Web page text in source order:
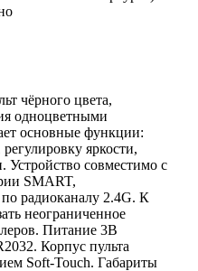
чёрного цвета,
одноцветными
основные функции:
яркости,
Устройство совместимо с
SMART,
радиоканалу 2.4G. К
неограниченное
Питание 3В
Корпус пульта
Soft-Touch. Габариты